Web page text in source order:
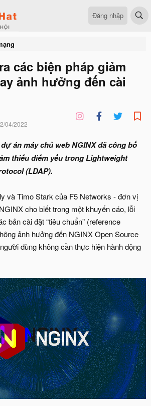
Đăng nhập
các biện pháp giảm
ảnh hưởng đến cài
04/2022
án máy chủ web NGINX đã công bố
thiểu điểm yếu trong Lightweight
(LDAP).
và Timo Stark của F5 Networks - đơn vị
cho biết trong một khuyến cáo, lỗi
bản cài đặt “tiêu chuẩn” (reference
ảnh hưởng đến NGINX Open Source
dùng không cần thực hiện hành động